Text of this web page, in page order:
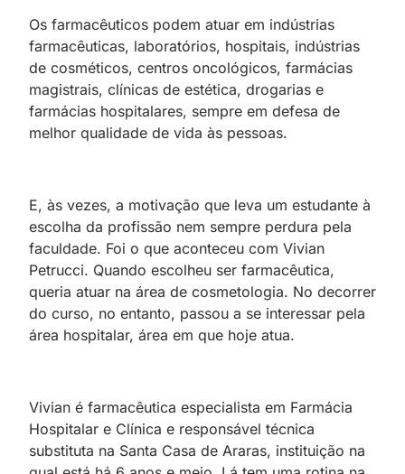
Os farmacêuticos podem atuar em indústrias
farmacêuticas, laboratórios, hospitais, indústrias
de cosméticos, centros oncológicos, farmácias
magistrais, clínicas de estética, drogarias e
farmácias hospitalares, sempre em defesa de
melhor qualidade de vida às pessoas.
E, às vezes, a motivação que leva um estudante à
escolha da profissão nem sempre perdura pela
faculdade. Foi o que aconteceu com Vivian
Petrucci. Quando escolheu ser farmacêutica,
queria atuar na área de cosmetologia. No decorrer
do curso, no entanto, passou a se interessar pela
área hospitalar, área em que hoje atua.
Vivian é farmacêutica especialista em Farmácia
Hospitalar e Clínica e responsável técnica
substituta na Santa Casa de Araras, instituição na